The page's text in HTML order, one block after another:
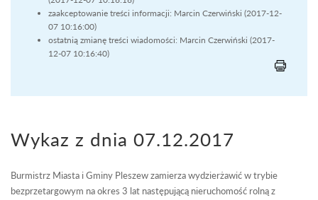
zaakceptowanie treści informacji: Marcin Czerwiński (2017-12-
07 10:16:00)
ostatnią zmianę treści wiadomości: Marcin Czerwiński (2017-
12-07 10:16:40)
Wykaz z dnia 07.12.2017
Burmistrz Miasta i Gminy Pleszew zamierza wydzierżawić w trybie
bezprzetargowym na okres 3 lat następującą nieruchomość rolną z